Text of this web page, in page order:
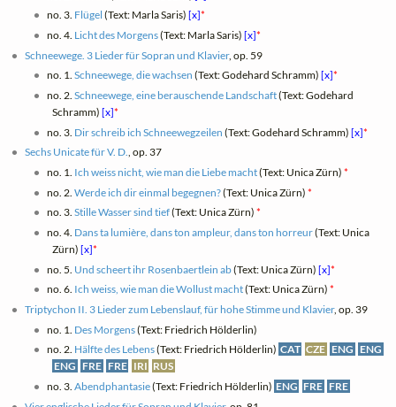
no. 3. Flügel (Text: Marla Saris) [x]*
no. 4. Licht des Morgens(Text: Marla Saris) [x]*
Schneewege. 3 Lieder für Sopran und Klavier, op. 59
no. 1. Schneewege, die wachsen (Text: Godehard Schramm) [x]*
no. 2. Schneewege, eine berauschende Landschaft(Text: Godehard
Schramm)[x]*
no. 3. Dir schreib ich Schneewegzeilen (Text: Godehard Schramm) [x]*
Sechs Unicate für V. D., op. 37
no. 1. Ich weiss nicht, wie man die Liebe macht(Text: Unica Zürn) *
no. 2. Werde ich dir einmal begegnen?(Text: Unica Zürn) *
no. 3. Stille Wasser sind tief(Text: Unica Zürn) *
no. 4. Dans ta lumière, dans ton ampleur, dans ton horreur(Text: Unica
Zürn)[x]*
no. 5. Und scheert ihr Rosenbaertlein ab(Text: Unica Zürn) [x]*
no. 6. Ich weiss, wie man die Wollust macht(Text: Unica Zürn) *
Triptychon II. 3 Lieder zum Lebenslauf, für hohe Stimme und Klavier, op. 39
no. 1. Des Morgens(Text: Friedrich Hölderlin)
no. 2. Hälfte des Lebens(Text: Friedrich Hölderlin) CAT CZE ENG ENG
ENG FRE FRE IRI RUS
no. 3. Abendphantasie(Text: Friedrich Hölderlin) ENG FRE FRE